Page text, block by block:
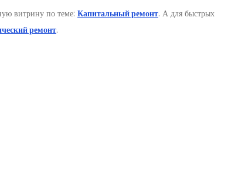
витрину по теме: Капитальный ремонт. А для быстрых
ремонт.